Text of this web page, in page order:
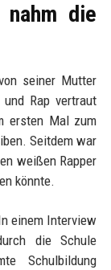
die
seiner Mutter
Rap vertraut
ersten Mal zum
Seitdem war
weißen Rapper
könnte.
einem Interview
die Schule
Schulbildung